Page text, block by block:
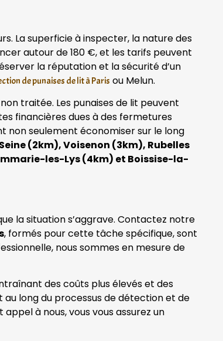
La superficie à inspecter, la nature des
autour de 180 €, et les tarifs peuvent
la réputation et la sécurité d’un
de punaises de lit à Paris ou Melun.
traitée. Les punaises de lit peuvent
financières dues à des fermetures
non seulement économiser sur le long
(2km), Voisenon (3km), Rubelles
les-Lys (4km) et Boissise-la-
la situation s’aggrave. Contactez notre
, formés pour cette tâche spécifique, sont
nous sommes en mesure de
des coûts plus élevés et des
long du processus de détection et de
à nous, vous vous assurez un